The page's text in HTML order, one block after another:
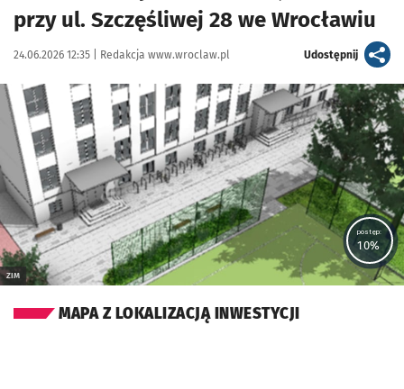
przy ul. Szczęśliwej 28 we Wrocławiu
Data publikacji:
24.06.2026 12:35 | Autor:
Redakcja www.wroclaw.pl Udostępnijartykuł
Kliknij, aby powiększyć
ZIM
postęp:
10%
MAPA Z LOKALIZACJĄ INWESTYCJI